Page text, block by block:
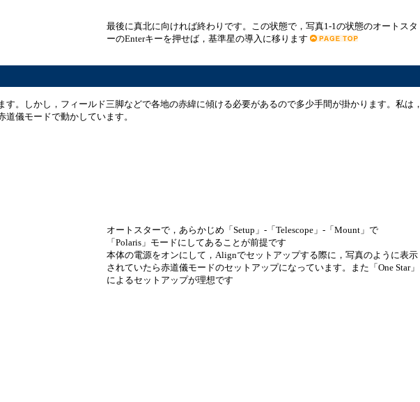
最後に真北に向ければ終わりです。この状態で，写真1-1の状態のオートスタ
ーのEnterキーを押せば，基準星の導入に移ります
。しかし，フィールド三脚などで各地の赤緯に傾ける必要があるので多少手間が掛かります。私は，
儀モードで動かしています。
オートスターで，あらかじめ「Setup」-「Telescope」-「Mount」で
「Polaris」モードにしてあることが前提です
本体の電源をオンにして，Alignでセットアップする際に，写真のように表示
されていたら赤道儀モードのセットアップになっています。また「One Star」
によるセットアップが理想です